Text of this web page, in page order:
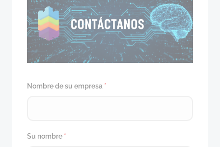
Nombre de su empresa *
Su nombre *